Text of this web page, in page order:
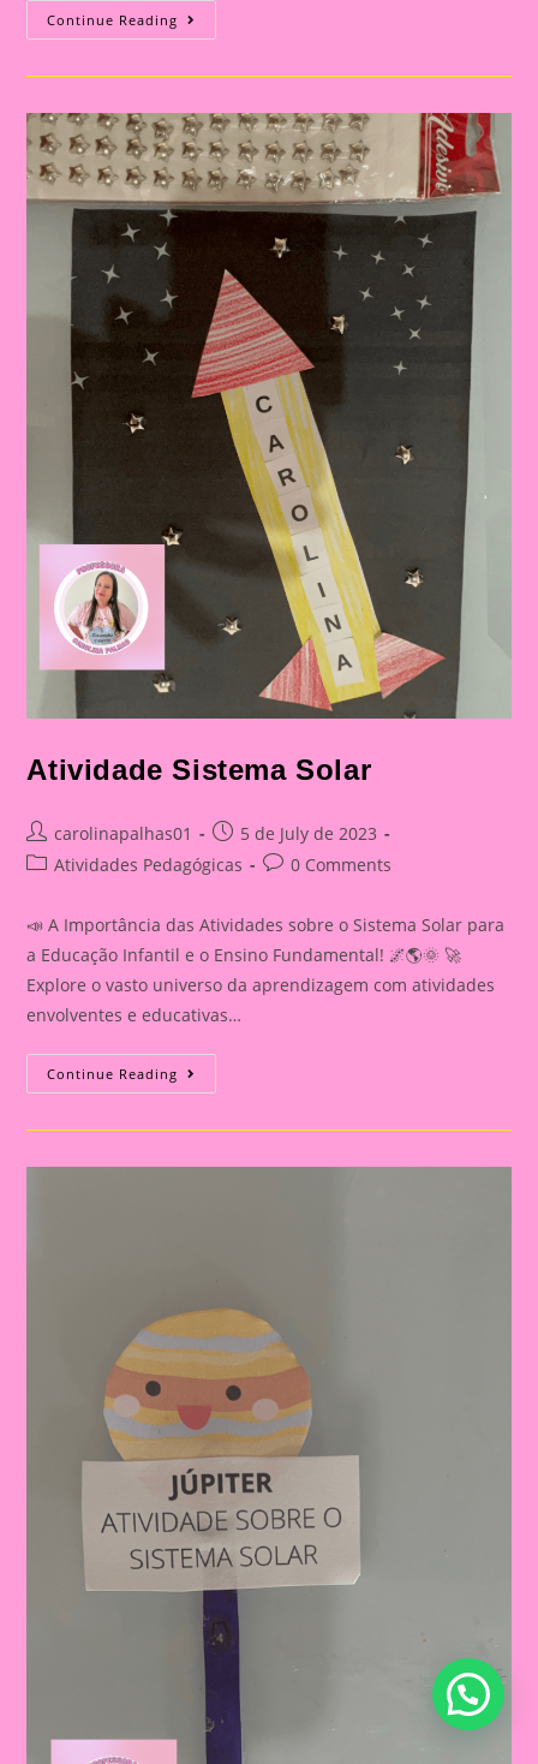
Continue Reading Atividade
Sistema
Atividade Sistema Solar
Post
author:
carolinapalhas01
Post
published:
5 de July de 2023
PostAtividades Pedagógicas
Post0 Comments
📣 A Importância das Atividades sobre o Sistema Solar para
a Educação Infantil e o Ensino Fundamental! 🌌🌎🌞 🚀
Explore o vasto universo da aprendizagem com atividades
envolventes e educativas…
Continue Reading Atividade
Sistema